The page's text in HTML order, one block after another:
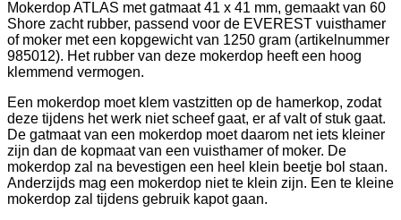
Mokerdop ATLAS met gatmaat 41 x 41 mm, gemaakt van 60
Shore zacht rubber, passend voor de EVEREST vuisthamer
of moker met een kopgewicht van 1250 gram (artikelnummer
985012). Het rubber van deze mokerdop heeft een hoog
klemmend vermogen.
Een mokerdop moet klem vastzitten op de hamerkop, zodat
deze tijdens het werk niet scheef gaat, er af valt of stuk gaat.
De gatmaat van een mokerdop moet daarom net iets kleiner
zijn dan de kopmaat van een vuisthamer of moker. De
mokerdop zal na bevestigen een heel klein beetje bol staan.
Anderzijds mag een mokerdop niet te klein zijn. Een te kleine
mokerdop zal tijdens gebruik kapot gaan.